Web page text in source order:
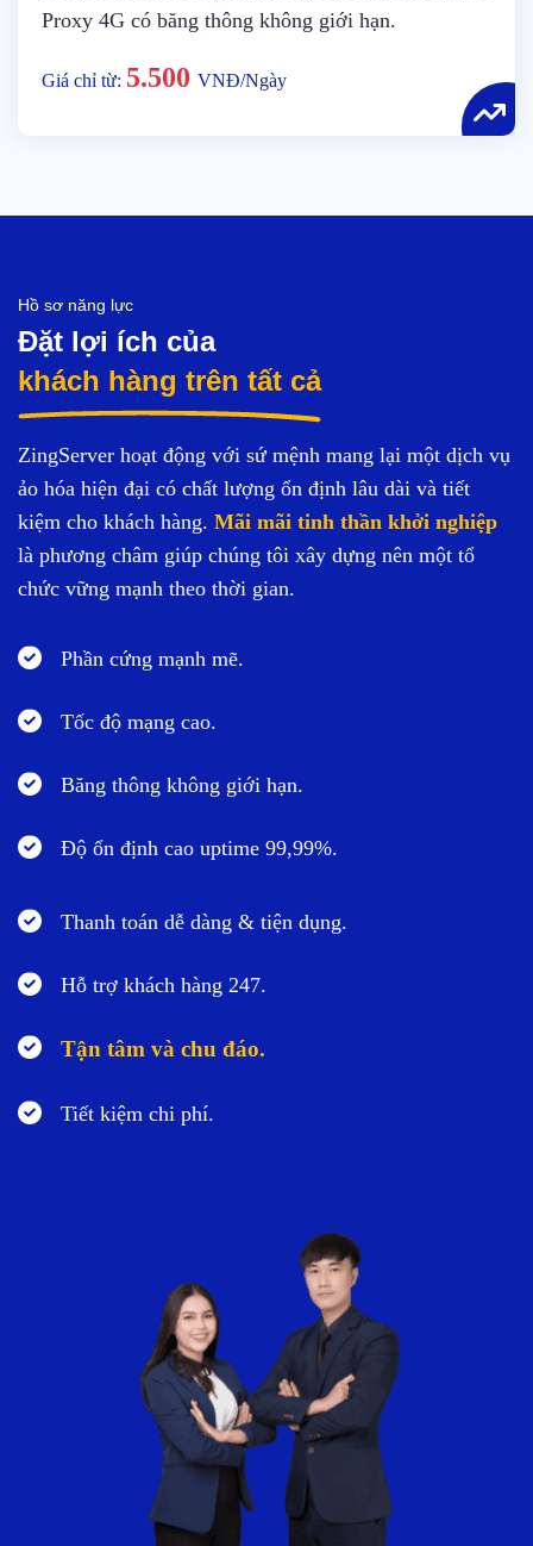
Proxy 4G có băng thông không giới hạn.
Giá chỉ từ: 5.500 VNĐ/Ngày
Hồ sơ năng lực
Đặt lợi ích của
khách hàng trên tất cả
ZingServer hoạt động với sứ mệnh mang lại một dịch vụ
ảo hóa hiện đại có chất lượng ổn định lâu dài và tiết
kiệm cho khách hàng. Mãi mãi tinh thần khởi nghiệp
là phương châm giúp chúng tôi xây dựng nên một tổ
chức vững mạnh theo thời gian.
Phần cứng mạnh mẽ.
Tốc độ mạng cao.
Băng thông không giới hạn.
Độ ổn định cao uptime 99,99%.
Thanh toán dễ dàng & tiện dụng.
Hỗ trợ khách hàng 247.
Tận tâm và chu đáo.
Tiết kiệm chi phí.